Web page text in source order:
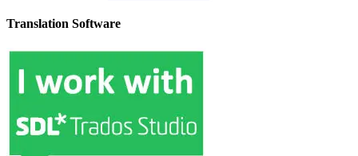
Translation Software